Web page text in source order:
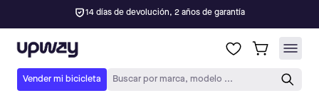
14 días de devolución, 2 años de garantía
Upway
Vender mi bicicleta Buscar por marca, modelo ...